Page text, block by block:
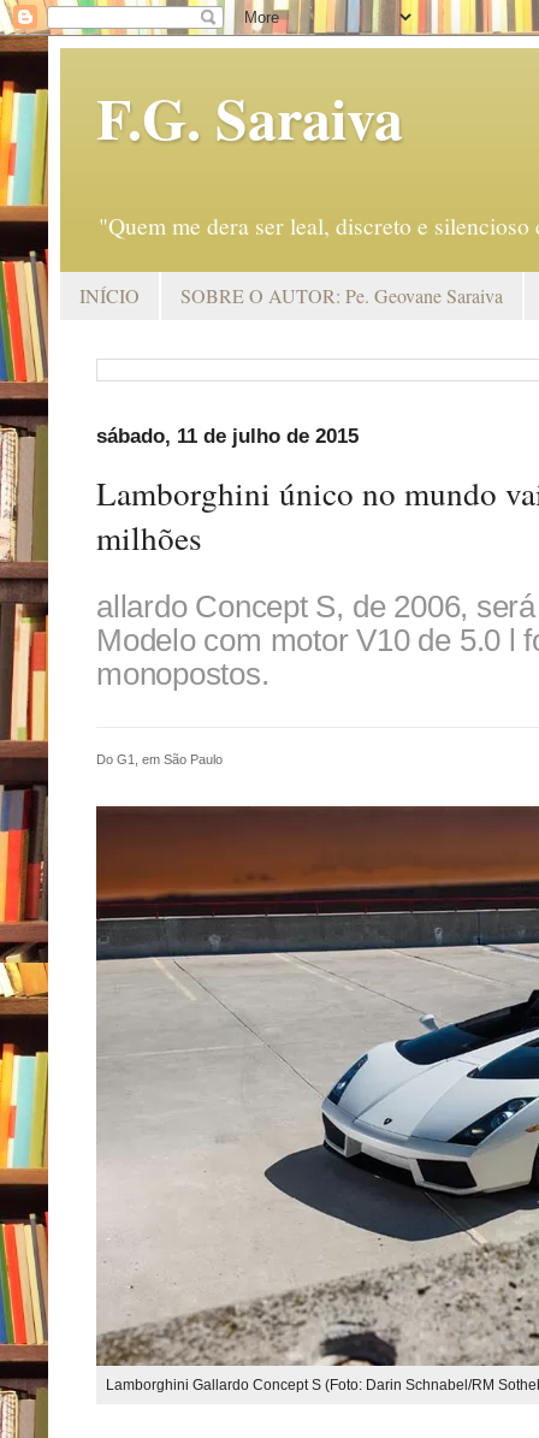
F.G. Saraiva
"Quem me dera ser leal, discreto e
INÍCIO SOBRE O AUTOR: Pe. Geovane Saraiva
sábado, 11 de julho de 2015
Lamborghini único no mundo
milhões
allardo Concept S, de 2006,
Modelo com motor V10 de 5.0 l
monopostos.
Do G1, em São Paulo
Lamborghini Gallardo Concept S (Foto: Darin Schnabel/RM